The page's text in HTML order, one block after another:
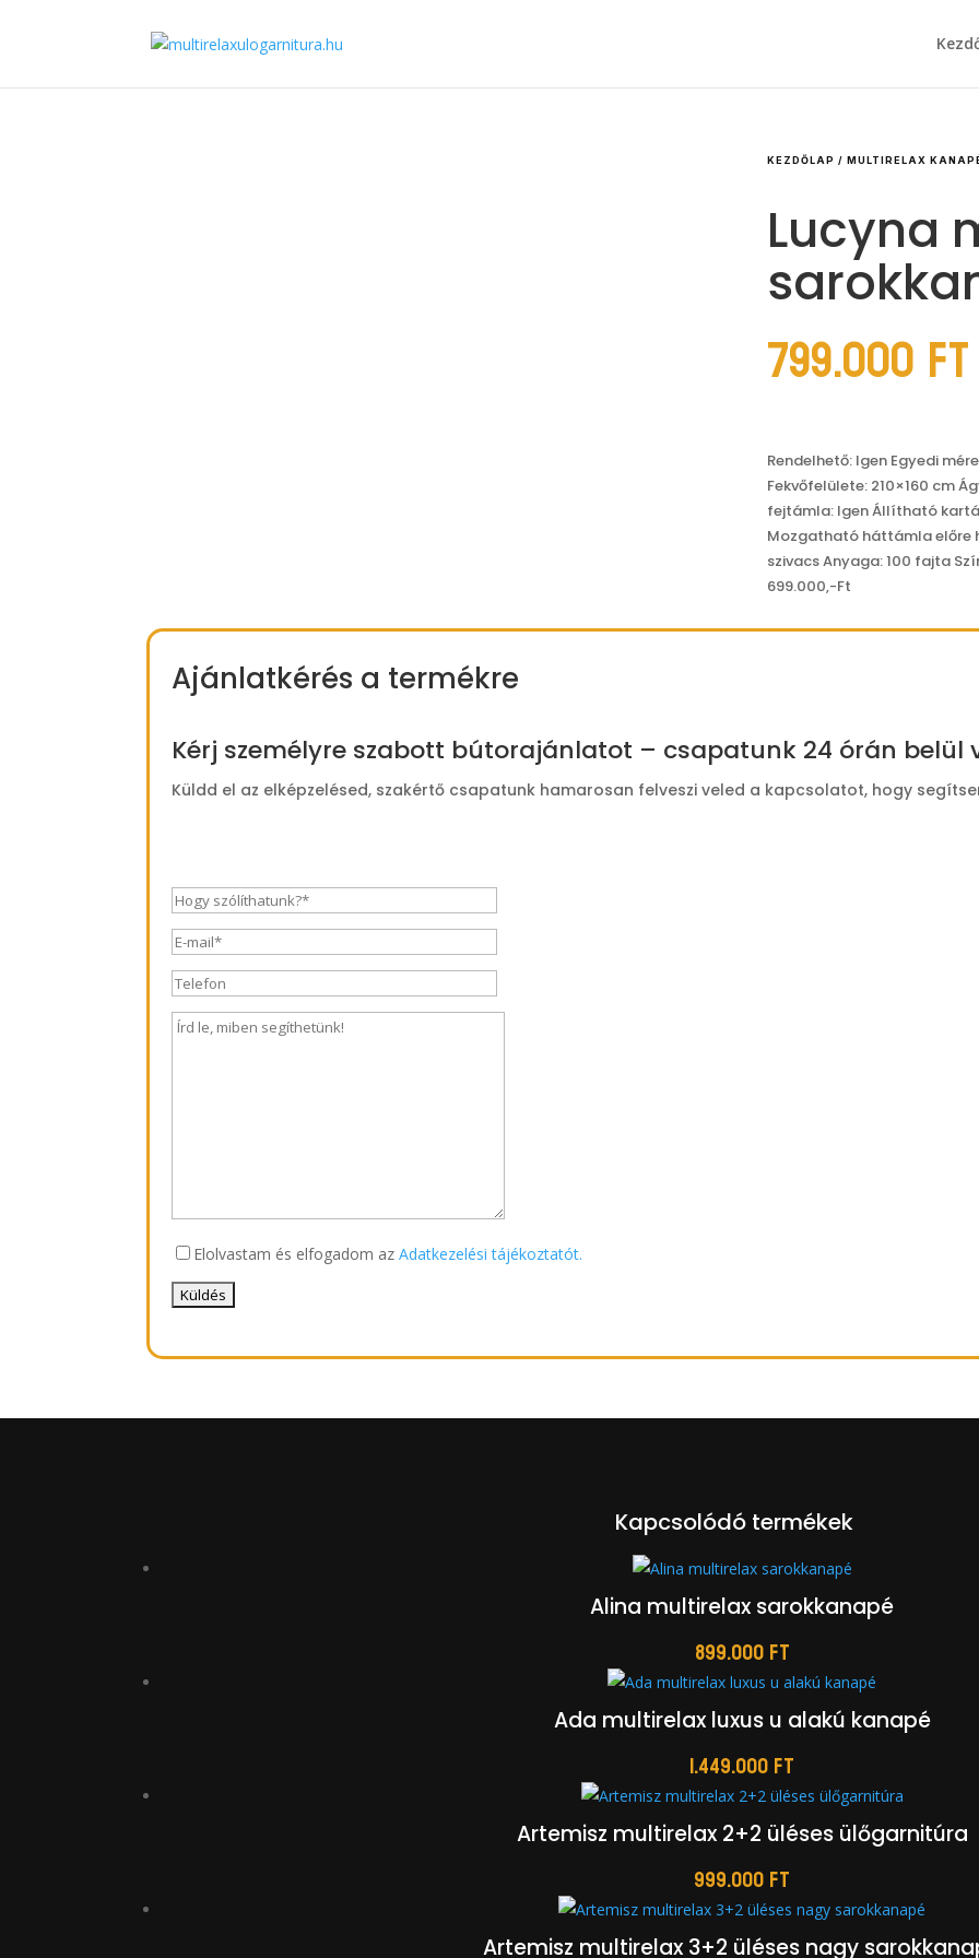
KEZDŐLAP / MULTIRELAX
Lucyna
799.000Ft
Rendelhető: Igen Egyedi
Fekvőfelülete: 210×160 cm
fejtámla: Igen Állítható
Mozgatható háttámla előre
szivacs Anyaga: 100 fajta
699.000,-Ft
Ajánlatkérés a termékre
Kérj személyre szabott bútorajánlatot – csapatunk 24 órán belül
Küldd el az elképzelésed, szakértő csapatunk hamarosan felveszi veled a kapcsolatot, hogy
Elolvastam és elfogadom azAdatkezelési tájékoztatót.
Kapcsolódó termékek
Alina multirelax sarokkanapé
899.000Ft
Ada multirelax luxus u alakú kanapé
1.449.000Ft
Artemisz multirelax 2+2 üléses ülőgarnitúra
999.000Ft
Artemisz multirelax 3+2 üléses nagy